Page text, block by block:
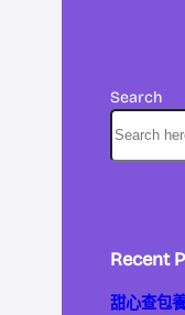
Search
Recent
甜心查包